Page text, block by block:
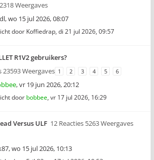
Weergaves
,wo 15 jul 2026, 08:07
door Koffiedrap, di 21 jul 2026, 09:57
R1V2 gebruikers?
23593 Weergaves 1 2 3 4 5 6
,vr 19 jun 2026, 20:12
door bobbee, vr 17 jul 2026, 16:29
Versus ULF 12 Reacties 5263 Weergaves
,wo 15 jul 2026, 10:13